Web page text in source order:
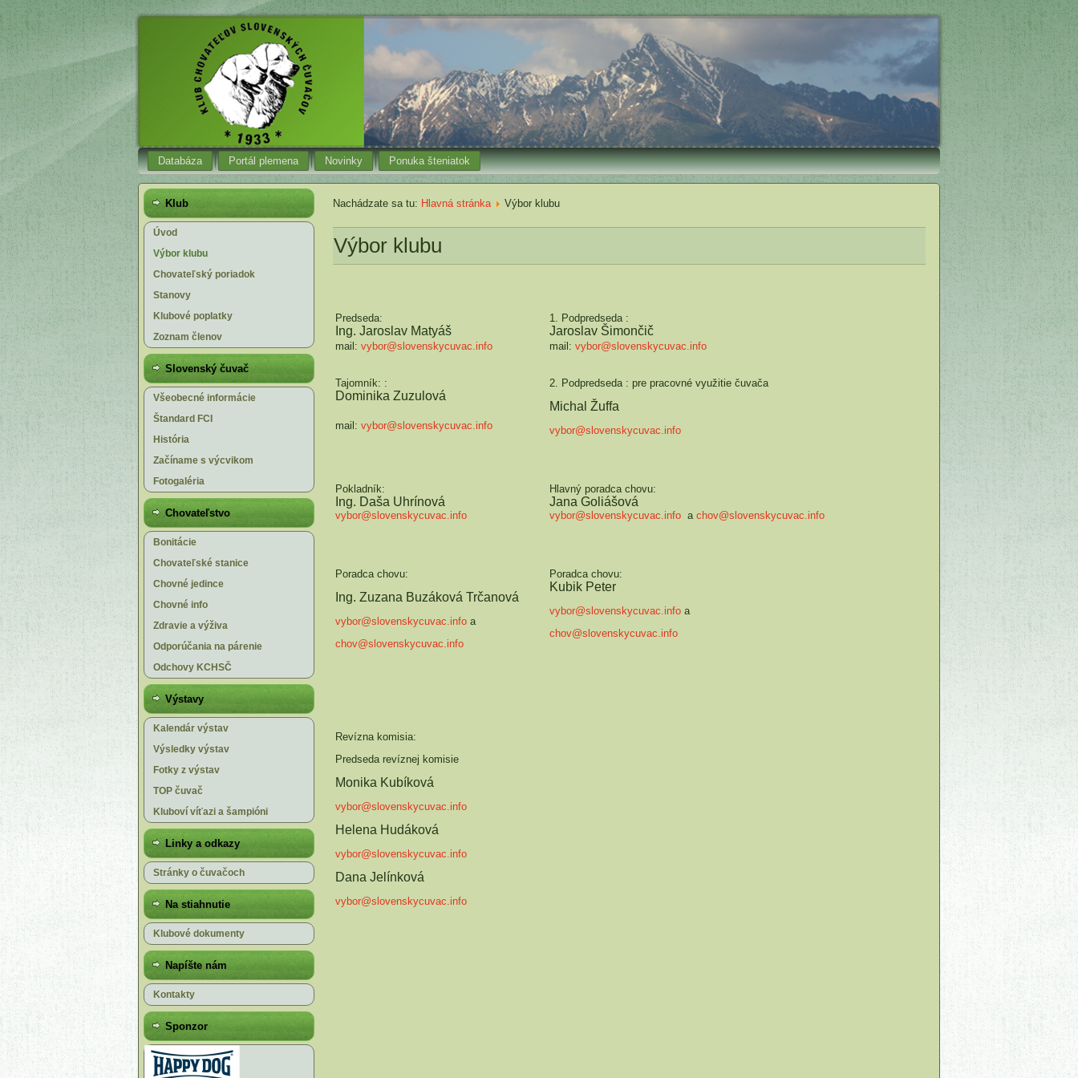
Databáza Portál plemena Novinky Ponuka šteniatok
Klub
Úvod
Výbor klubu
Chovateľský poriadok
Stanovy
Klubové poplatky
Zoznam členov
Slovenský čuvač
Všeobecné informácie
Štandard FCI
História
Začíname s výcvikom
Fotogaléria
Chovateľstvo
Bonitácie
Chovateľské stanice
Chovné jedince
Chovné info
Zdravie a výživa
Odporúčania na párenie
Odchovy KCHSČ
Výstavy
Kalendár výstav
Výsledky výstav
Fotky z výstav
TOP čuvač
Kluboví víťazi a šampióni
Linky a odkazy
Stránky o čuvačoch
Na stiahnutie
Klubové dokumenty
Napíšte nám
Kontakty
Sponzor
Nachádzate sa tu: Hlavná stránka Výbor klubu
Výbor klubu
Predseda:
Ing. Jaroslav Matyáš
mail: vybor@slovenskycuvac.info
1. Podpredseda :
Jaroslav Šimončič
mail: vybor@slovenskycuvac.info
Tajomník: :
Dominika Zuzulová
mail: vybor@slovenskycuvac.info
2. Podpredseda : pre pracovné využitie čuvača
Michal Žuffa
vybor@slovenskycuvac.info
Pokladník:
Ing. Daša Uhrínová
vybor@slovenskycuvac.info
Hlavný poradca chovu:
Jana Goliášová
vybor@slovenskycuvac.info a chov@slovenskycuvac.info
Poradca chovu:
Ing. Zuzana Buzáková Trčanová
vybor@slovenskycuvac.info a
chov@slovenskycuvac.info
Poradca chovu:
Kubik Peter
vybor@slovenskycuvac.info a
chov@slovenskycuvac.info
Revízna komisia:
Predseda revíznej komisie
Monika Kubíková
vybor@slovenskycuvac.info
Helena Hudáková
vybor@slovenskycuvac.info
Dana Jelínková
vybor@slovenskycuvac.info